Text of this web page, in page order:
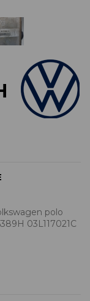
polo
03L117021C